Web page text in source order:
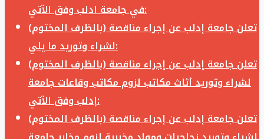
في جامعة ادلب وفق الآتي:
تعلن جامعة إدلب عن إجراء مناقصة (بالظرف المختوم)
لشراء وتوريد ما يلي:
تعلن جامعة إدلب عن إجراء مناقصة (بالظرف المختوم)
لشراء وتوريد أثاث مكاتب لزوم مكاتب وقاعات جامعة
إدلب وفق الآتي:
تعلن جامعة إدلب عن إجراء مناقصة (بالظرف المختوم)